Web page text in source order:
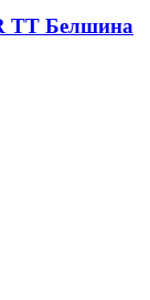
TT Белшина